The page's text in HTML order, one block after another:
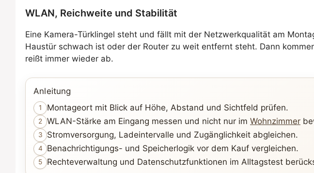
WLAN, Reichweite und Stabilität
Eine Kamera-Türklingel steht und fällt mit der Netzwerkqualität am
Haustür schwach ist oder der Router zu weit entfernt steht. Dann
reißt immer wieder ab.
Anleitung
1 Montageort mit Blick auf Höhe, Abstand und Sichtfeld prüfen.
2 WLAN-Stärke am Eingang messen und nicht nur im Wohnzimmer
3 Stromversorgung, Ladeintervalle und Zugänglichkeit abgleichen.
4 Benachrichtigungs- und Speicherlogik vor dem Kauf vergleichen.
5 Rechteverwaltung und Datenschutzfunktionen im Alltagstest